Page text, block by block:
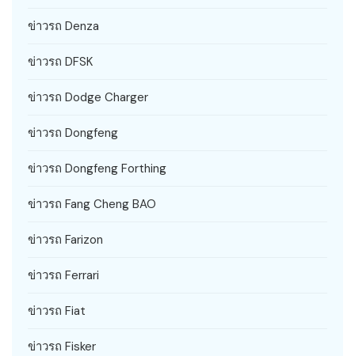
ข่าวรถ Denza
ข่าวรถ DFSK
ข่าวรถ Dodge Charger
ข่าวรถ Dongfeng
ข่าวรถ Dongfeng Forthing
ข่าวรถ Fang Cheng BAO
ข่าวรถ Farizon
ข่าวรถ Ferrari
ข่าวรถ Fiat
ข่าวรถ Fisker